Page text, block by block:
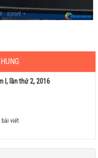
I, lần thứ 2, 2016
bài viết